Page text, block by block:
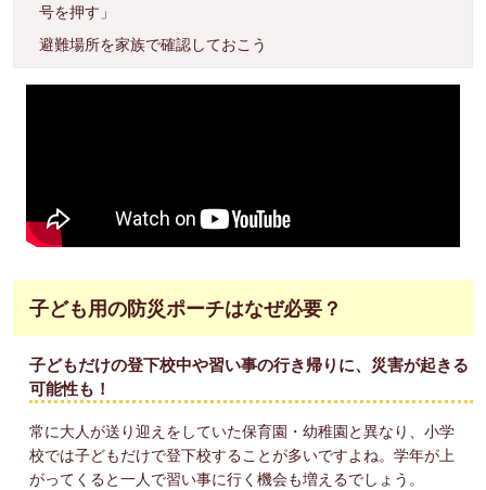
号を押す」
避難場所を家族で確認しておこう
子ども用の防災ポーチはなぜ必要？
子どもだけの登下校中や習い事の行き帰りに、災害が起きる
可能性も！
常に大人が送り迎えをしていた保育園・幼稚園と異なり、小学
校では子どもだけで登下校することが多いですよね。学年が上
がってくると一人で習い事に行く機会も増えるでしょう。